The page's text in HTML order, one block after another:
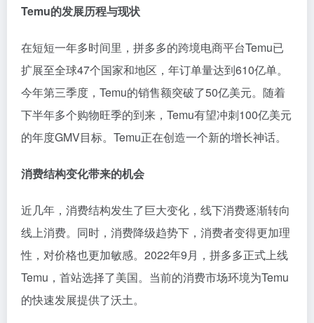
Temu的发展历程与现状
在短短一年多时间里，拼多多的跨境电商平台Temu已
扩展至全球47个国家和地区，年订单量达到610亿单。
今年第三季度，Temu的销售额突破了50亿美元。随着
下半年多个购物旺季的到来，Temu有望冲刺100亿美元
的年度GMV目标。Temu正在创造一个新的增长神话。
消费结构变化带来的机会
近几年，消费结构发生了巨大变化，线下消费逐渐转向
线上消费。同时，消费降级趋势下，消费者变得更加理
性，对价格也更加敏感。2022年9月，拼多多正式上线
Temu，首站选择了美国。当前的消费市场环境为Temu
的快速发展提供了沃土。